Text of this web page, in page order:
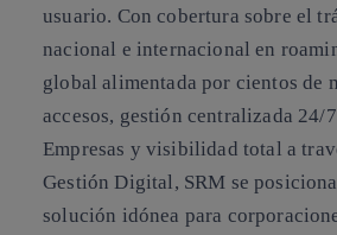
usuario. Con cobertura sobre el
nacional e internacional en
global alimentada por cientos de
accesos, gestión centralizada 24/
Empresas y visibilidad total a
Gestión Digital, SRM se
solución idónea para